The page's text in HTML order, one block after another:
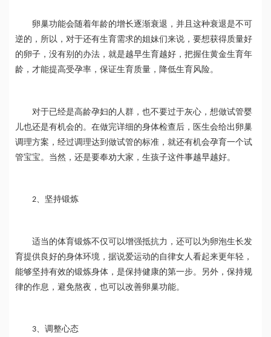
卵巢功能会随着年龄的增长逐渐衰退，并且这种衰退是不可
逆的，所以，对于还有生育需求的姐妹们来说，要想获得质量好
的卵子，没有别的办法，就是越早生育越好，把握住黄金生育年
龄，才能提高受孕率，保证生育质量，降低生育风险。
对于已经是高龄孕妇的人群，也不要过于灰心，想做试管婴
儿也还是有机会的。在做完详细的身体检查后，医生会给出卵巢
调理方案，经过调理达到做试管的标准，就还有机会孕育一个试
管宝宝。当然，还是要奉劝大家，生孩子这件事越早越好。
2、坚持锻炼
适当的体育锻炼不仅可以增强抵抗力，还可以为卵泡生长发
育提供良好的身体环境，据说爱运动的自律女人看起来更年轻，
能够坚持有效的锻炼身体，是保持健康的第一步。另外，保持规
律的作息，避免熬夜，也可以改善卵巢功能。
3、调整心态